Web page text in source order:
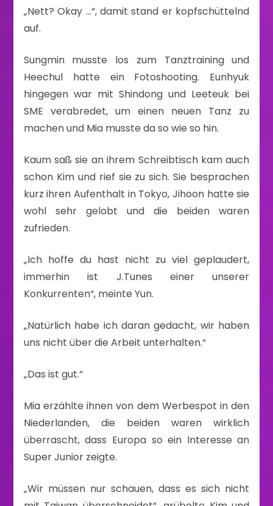
„Nett? Okay …“, damit stand er kopfschüttelnd
auf.
Sungmin musste los zum Tanztraining und
Heechul hatte ein Fotoshooting. Eunhyuk
hingegen war mit Shindong und Leeteuk bei
SME verabredet, um einen neuen Tanz zu
machen und Mia musste da so wie so hin.
Kaum saß sie an ihrem Schreibtisch kam auch
schon Kim und rief sie zu sich. Sie besprachen
kurz ihren Aufenthalt in Tokyo, Jihoon hatte sie
wohl sehr gelobt und die beiden waren
zufrieden.
„Ich hoffe du hast nicht zu viel geplaudert,
immerhin ist J.Tunes einer unserer
Konkurrenten“, meinte Yun.
„Natürlich habe ich daran gedacht, wir haben
uns nicht über die Arbeit unterhalten.“
„Das ist gut.“
Mia erzählte ihnen von dem Werbespot in den
Niederlanden, die beiden waren wirklich
überrascht, dass Europa so ein Interesse an
Super Junior zeigte.
„Wir müssen nur schauen, dass es sich nicht